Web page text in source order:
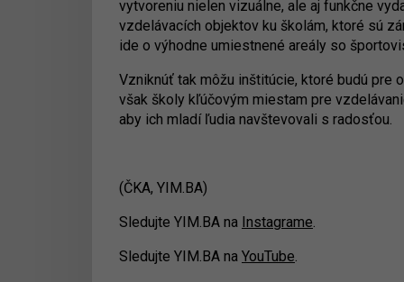
vytvoreniu nielen vizuálne, ale aj funkčne
vzdelávacích objektov ku školám, ktoré sú
ide o výhodne umiestnené areály so
Vzniknúť tak môžu inštitúcie, ktoré budú pre
však školy kľúčovým miestam pre
aby ich mladí ľudia navštevovali s radosťou.
(ČKA, YIM.BA)
Sledujte YIM.BA na Instagrame
Sledujte YIM.BA na YouTube